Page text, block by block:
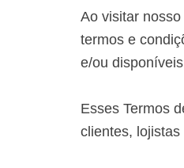
Ao visitar
termos e
e/ou
Esses Termos
clientes,